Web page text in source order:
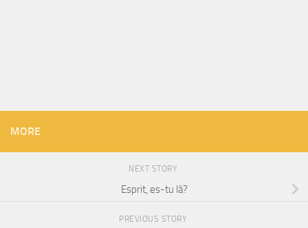
MORE
NEXT STORY
Esprit, es-tu là?
PREVIOUS STORY